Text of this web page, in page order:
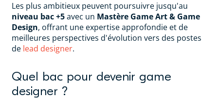
Les plus ambitieux peuvent poursuivre jusqu'au
niveau bac +5avec un Mastère Game Art & Game
Design, offrant une expertise approfondie et de
meilleures perspectives d'évolution vers des postes
de lead designer.
Quel bac pour devenir game
designer ?